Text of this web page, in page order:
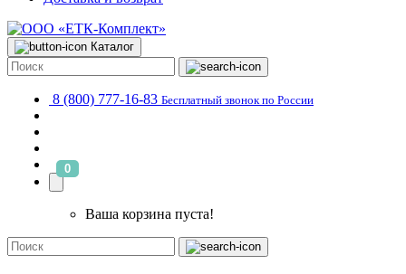
Каталог
8 (800) 777-16-83 Бесплатный звонок по России
0
Ваша корзина пуста!